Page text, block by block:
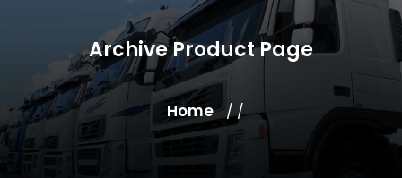
Archive Product Page
Home / /